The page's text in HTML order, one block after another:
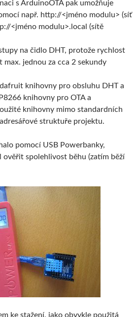
s ArduinoOTA pak umožňuje
např. http://<jméno modulu> (síť
<jméno modulu>.local (sítě
na čidlo DHT, protože rychlost
max. jednou za cca 2 sekundy
knihovny pro obsluhu DHT a
knihovny pro OTA a
knihovny mimo standardních
struktuře projektu.
pomocí USB Powerbanky,
ověřit spolehlivost běhu (zatím běží
ke stažení, jako obvykle použitá